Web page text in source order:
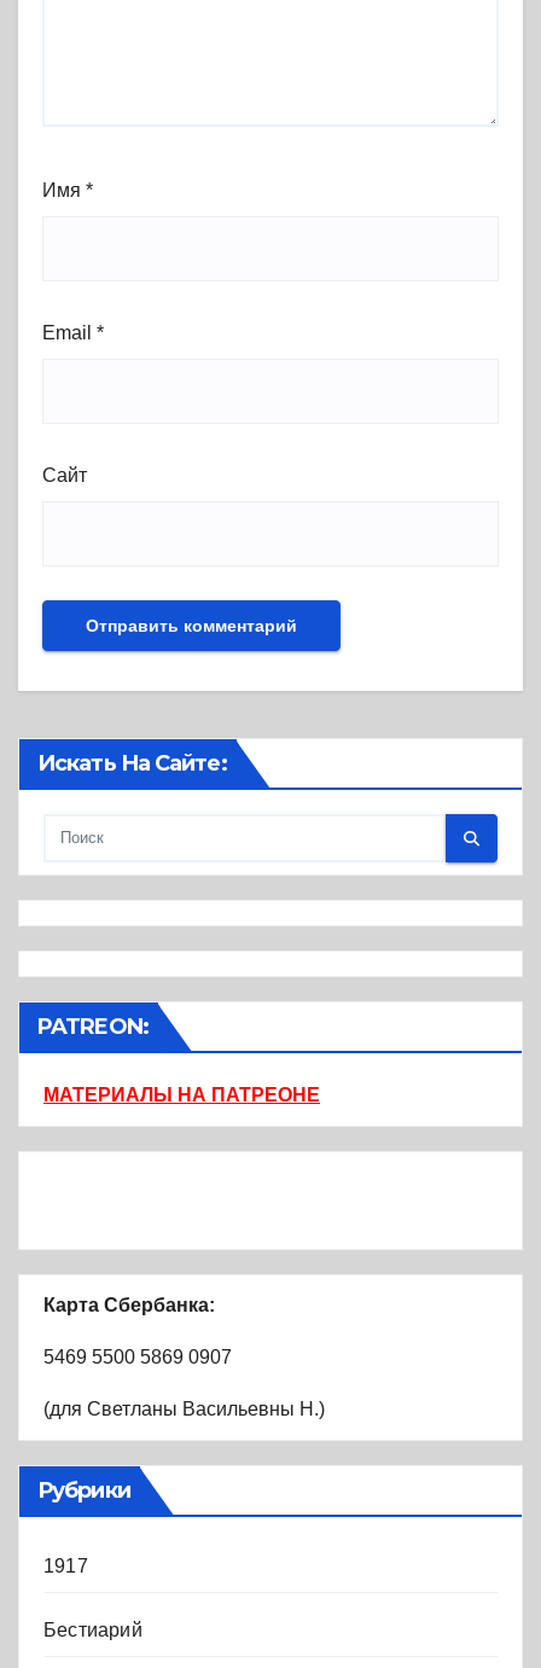
Имя *
Email *
Сайт
Искать На Сайте:
PATREON:
МАТЕРИАЛЫ НА ПАТРЕОНЕ
Карта Сбербанка:
5469 5500 5869 0907
(для Светланы Васильевны Н.)
Рубрики
1917
Бестиарий